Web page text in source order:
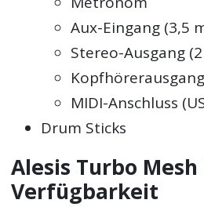
Aux-Eingang (3,5
Stereo-Ausgang
MIDI-Anschluss
Drum Sticks
Alesis Turbo
Verfügbarkeit